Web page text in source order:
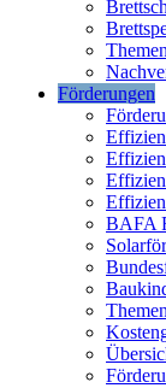
Förderungen
BAFA